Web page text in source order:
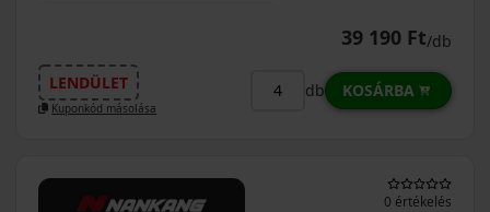
39 190 Ft/db
LENDÜLET
Kuponkód másolása
db KOSÁRBA
0 értékelés